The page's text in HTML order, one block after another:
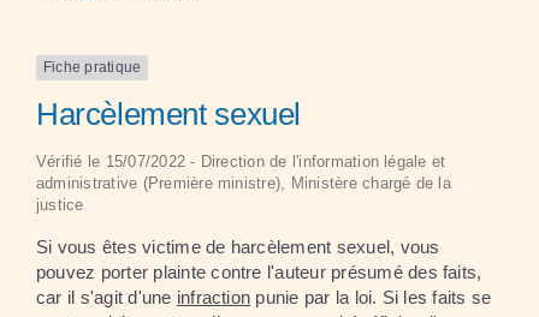
Fiche pratique
Harcèlement sexuel
Vérifié le 15/07/2022 - Direction de l'information légale et
administrative (Première ministre), Ministère chargé de la
justice
Si vous êtes victime de harcèlement sexuel, vous
pouvez porter plainte contre l'auteur présumé des faits,
car il s'agit d'une infraction punie par la loi. Si les faits se